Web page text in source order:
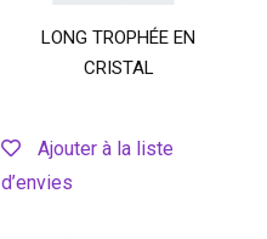
LONG TROPHÉE EN
CRISTAL
Ajouter à la liste
d’envies